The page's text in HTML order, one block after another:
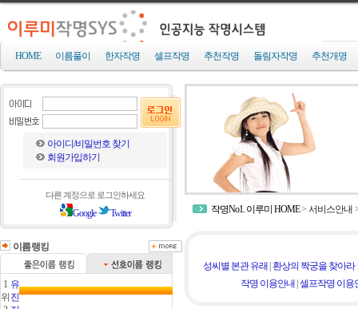
HOME 이름풀이 한자작명 셀프작명 추천작명 돌림자작명 추천개명
아이디/비밀번호 찾기
회원가입하기
다른 계정으로 로그인하세요
Google Twitter
이름랭킹
1
위
유
진
작명No1. 이루미 HOME> 서비스안내
성씨별 본관 유래 환상의 짝궁을 찾아라
작명 이용안내 셀프작명 이용